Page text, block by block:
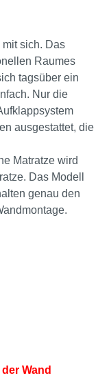
sich. Das
Raumes
tagsüber ein
Nur die
ausgestattet, die
Matratze wird
Das Modell
genau den
Wand